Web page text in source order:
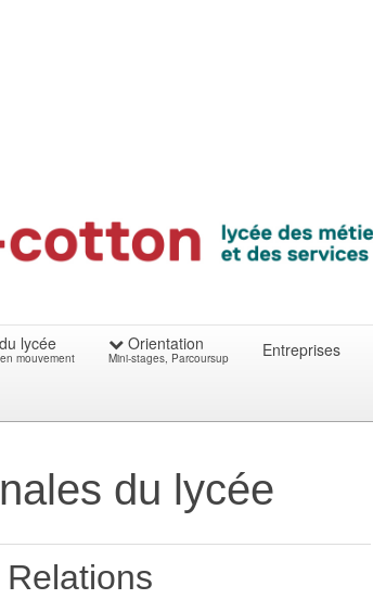
lycée
mouvement
Orientation
Mini-stages, Parcoursup Entreprises
du lycée
Relations